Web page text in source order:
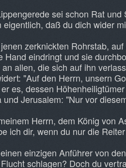
sei schon Rat und
daß du dich wider
zerknickten Rohrstab,
Hand eindringt und sie
allen, die sich auf ihn
"Auf den Herrn, unsern
es, dessen
Jerusalem: "Nur vor
Herrn, dem König von
ich dir, wenn du nur die
einzigen Anführer von
schlagen? Doch du